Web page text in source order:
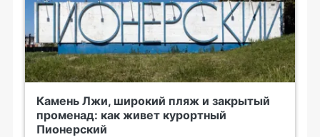
Камень Лжи, широкий пляж и закрытый
променад: как живет курортный
Пионерский